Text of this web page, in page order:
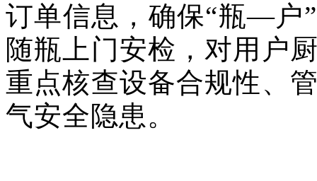
订单信息，确保“瓶—户
随瓶上门安检，对用户
重点核查设备合规性、
气安全隐患。